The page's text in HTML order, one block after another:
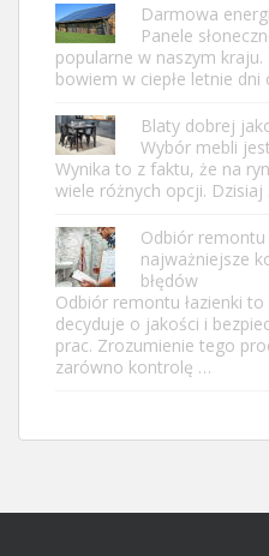
Darmowa
Panele
popularne w naszym
bowiem w ciepłe letnie dni
Blaty dobrej
Wybór mebli
Wynika to z faktu, że na
wiele różnych opcji. Dzisiaj
Odbiór remontu
najważniejsze
błędów
Odbiór remontu łazienki
decyduje o jakości i
prac. Zrozumienie tego
zarówno kontrolę …